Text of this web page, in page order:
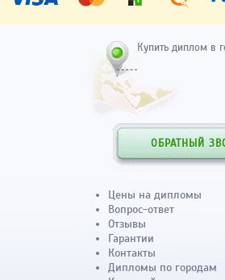
Купить диплом в
ОБРАТНЫЙ
Цены на дипломы
Вопрос-ответ
Отзывы
Гарантии
Контакты
Дипломы по городам